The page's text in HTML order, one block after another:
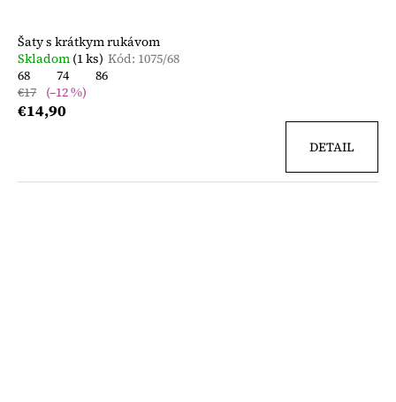
Šaty s krátkym rukávom
Skladom (1 ks) Kód: 1075/68
68
74
86
€17 (–12 %)
€14,90
DETAIL